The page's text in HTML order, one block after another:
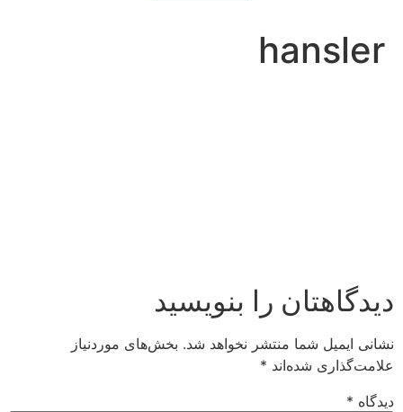
hansler
دیدگاهتان را بنویسید
نشانی ایمیل شما منتشر نخواهد شد. بخش‌های موردنیاز
علامت‌گذاری شده‌اند *
دیدگاه *